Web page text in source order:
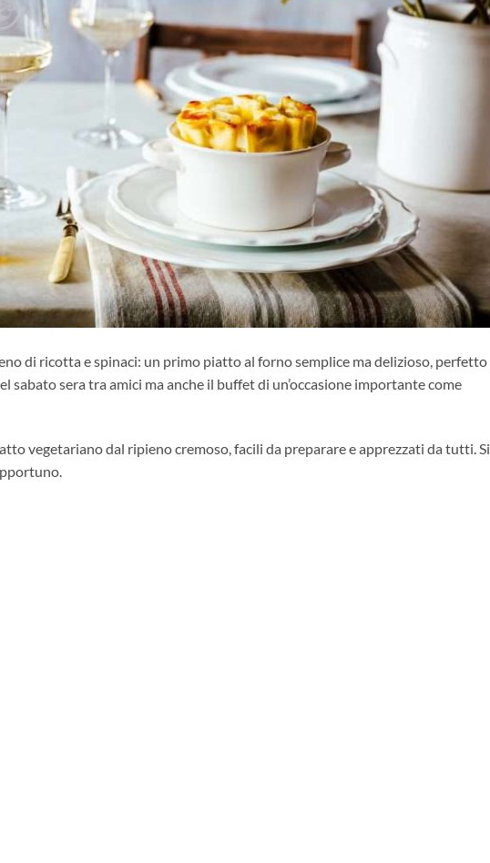
di ricotta e spinaci: un primo piatto al forno semplice ma delizioso, perfetto
sabato sera tra amici ma anche il buffet di un’occasione importante come
vegetariano dal ripieno cremoso, facili da preparare e apprezzati da tutti. Si